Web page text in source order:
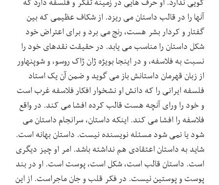
آنها را در قالب داستان می ریزد. از شکاف عظیمی که بین
گفتار و کردار بشر هست، رنج می برد و برای اعتراض خود
شکل داستان را مناسب می یابد. در حقیقت نقدهای خود را
نسبت به فلاسفه، و در اینجا بویژه ژان ژاک روسو‏، و شوپنهاور
از زبان قهرمان داستانش باز می گوید و ضمن آن یک استاد
فلسفه ایرانی را که دانش او نشخوار افکار فلاسفه غرب است
و خود را ورای آنچه هست قالب کرده افشا می کند. در واقع
فلاسفه را افشا می کند. اینکه داستان، سرانجام داستان می
شود یا نمی شود مسئله نویسنده نیست. داستان بهانه است.
شاید به داستان اعتقادی هم نداشته باشد. امر او چیز دیگری
است. داستان قالب است، شکل است، پوست است. او در بند
پوست و پوستین نیست. در فکر قلب و جان ماجراست. از این